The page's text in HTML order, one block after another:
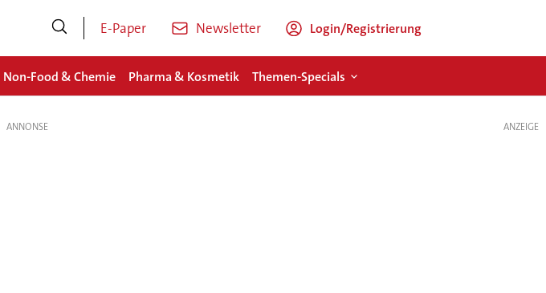
E-Paper Newsletter Login/Registrierung
Non-Food & Chemie Pharma & Kosmetik Themen-Specials
ANZEIGE